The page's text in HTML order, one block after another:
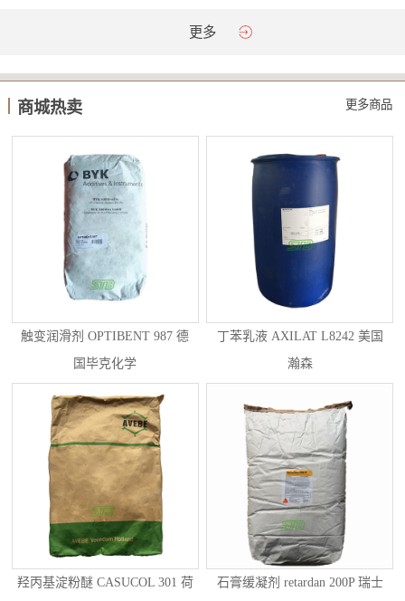
更多
商城热卖 更多商品
触变润滑剂 OPTIBENT 987 德
国毕克化学
丁苯乳液 AXILAT L8242 美国
瀚森
羟丙基淀粉醚 CASUCOL 301 荷
石膏缓凝剂 retardan 200P 瑞士